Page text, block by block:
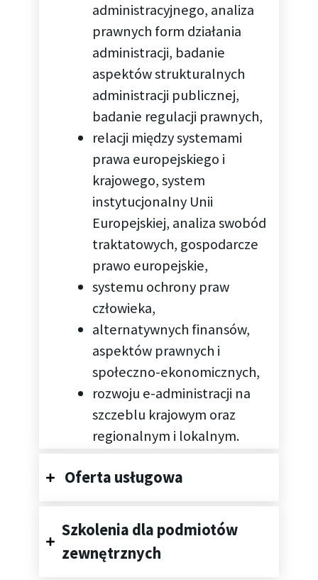
administracyjnego, analiza
prawnych form działania
administracji, badanie
aspektów strukturalnych
administracji publicznej,
badanie regulacji prawnych,
relacji między systemami
prawa europejskiego i
krajowego, system
instytucjonalny Unii
Europejskiej, analiza swobód
traktatowych, gospodarcze
prawo europejskie,
systemu ochrony praw
człowieka,
alternatywnych finansów,
aspektów prawnych i
społeczno-ekonomicznych,
rozwoju e-administracji na
szczeblu krajowym oraz
regionalnym i lokalnym.
Oferta usługowa
Szkolenia dla podmiotów
zewnętrznych